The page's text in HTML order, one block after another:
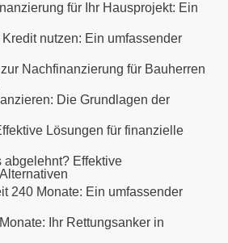
für Ihr Hausprojekt: Ein
nutzen: Ein umfassender
Nachfinanzierung für Bauherren
Die Grundlagen der
Lösungen für finanzielle
abgelehnt? Effektive
240 Monate: Ein umfassender
Ihr Rettungsanker in